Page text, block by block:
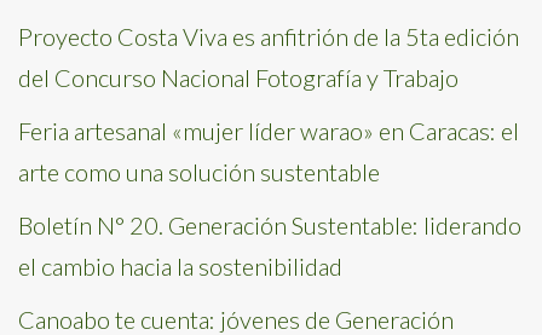
Proyecto Costa Viva es anfitrión de la 5ta edición
del Concurso Nacional Fotografía y Trabajo
Feria artesanal «mujer líder warao» en Caracas: el
arte como una solución sustentable
Boletín N° 20. Generación Sustentable: liderando
el cambio hacia la sostenibilidad
Canoabo te cuenta: jóvenes de Generación